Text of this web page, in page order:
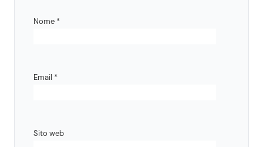
Nome *
Email *
Sito web